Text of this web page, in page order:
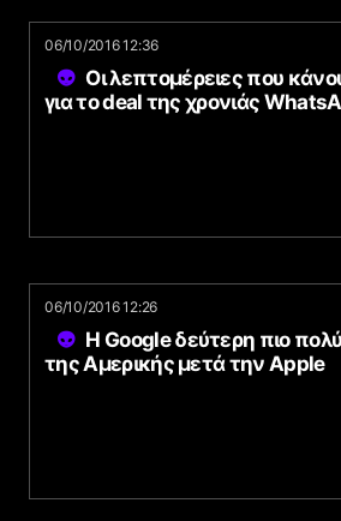
06/10/2016 12:36
Οι λεπτομέρειες που
για το deal της χρονιάς
06/10/2016 12:26
Η Google δεύτερη πιο
της Αμερικής μετά την Apple